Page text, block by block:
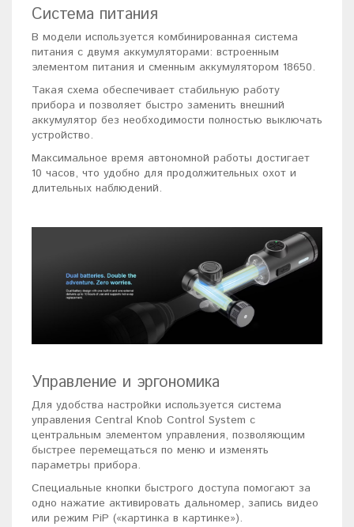
Система питания
В модели используется комбинированная система
питания с двумя аккумуляторами: встроенным
элементом питания и сменным аккумулятором 18650.
Такая схема обеспечивает стабильную работу
прибора и позволяет быстро заменить внешний
аккумулятор без необходимости полностью выключать
устройство.
Максимальное время автономной работы достигает
10 часов, что удобно для продолжительных охот и
длительных наблюдений.
Управление и эргономика
Для удобства настройки используется система
управления Central Knob Control System с
центральным элементом управления, позволяющим
быстрее перемещаться по меню и изменять
параметры прибора.
Специальные кнопки быстрого доступа помогают за
одно нажатие активировать дальномер, запись видео
или режим PiP («картинка в картинке»).